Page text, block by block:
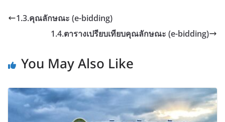
1.3.คุณลักษณะ (e-bidding)
1.4.ตารางเปรียบเทียบคุณลักษณะ (e-bidding)
You May Also Like